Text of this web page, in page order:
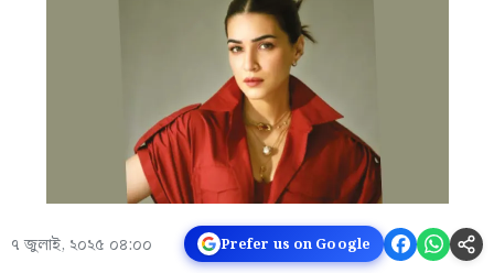
৭ জুলাই, ২০২৫ ০৪:০০ Prefer us on Google